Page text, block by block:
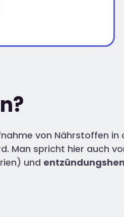
von Nährstoffen in
Man spricht hier auch
und